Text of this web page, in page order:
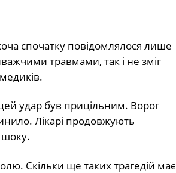
спочатку повідомлялося лише
травмами, так і не зміг
удар був прицільним. Ворог
Лікарі продовжують
шоку.
Скільки ще таких трагедій має